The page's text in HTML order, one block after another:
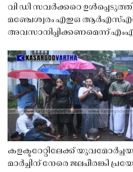
വി ഡി സവർക്കറെ
മഞ്ചേശ്വരം എഇഒ
അവസാനിപ്പിക്കണമെന്ന്
കളക്ടറേറ്റിലേക്ക്
മാർച്ചിന് നേരെ ജലപീരങ്കി